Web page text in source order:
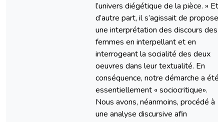
l’univers diégétique de la pièce. » Et
d’autre part, il s’agissait de proposer
une interprétation des discours des
femmes en interpellant et en
interrogeant la socialité des deux
oeuvres dans leur textualité. En
conséquence, notre démarche a été
essentiellement « sociocritique».
Nous avons, néanmoins, procédé à
une analyse discursive afin